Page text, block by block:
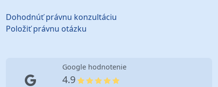
Dohodnúť právnu konzultáciu
Položiť právnu otázku
Google hodnotenie
4.9